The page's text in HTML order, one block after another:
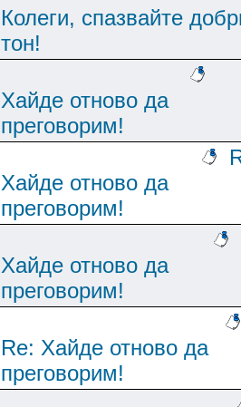
Колеги, спазвайте
тон!
Хайде отново да
преговорим!
Хайде отново да
преговорим!
Хайде отново да
преговорим!
Re: Хайде отново да
преговорим!